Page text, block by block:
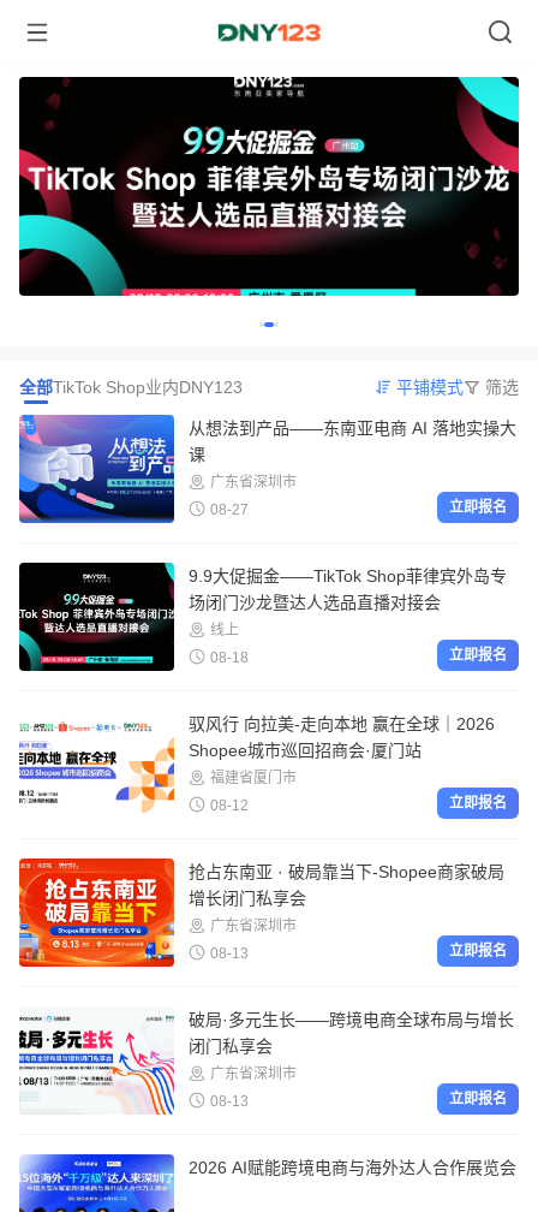
全部TikTok Shop业内DNY123 平铺模式 筛选
从想法到产品——东南亚电商 AI 落地实操大
课
广东省深圳市
08-27
立即报名
9.9大促掘金——TikTok Shop菲律宾外岛专
场闭门沙龙暨达人选品直播对接会
线上
08-18
立即报名
驭风行 向拉美-走向本地 赢在全球｜2026
Shopee城市巡回招商会·厦门站
福建省厦门市
08-12
立即报名
抢占东南亚 · 破局靠当下-Shopee商家破局
增长闭门私享会
广东省深圳市
08-13
立即报名
破局·多元生长——跨境电商全球布局与增长
闭门私享会
广东省深圳市
08-13
立即报名
2026 AI赋能跨境电商与海外达人合作展览会